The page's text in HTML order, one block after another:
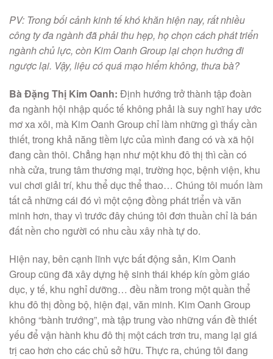
PV: Trong bối cảnh kinh tế khó khăn hiện nay, rất nhiều
công ty đa ngành đã phải thu hẹp, họ chọn cách phát triển
ngành chủ lực, còn Kim Oanh Group lại chọn hướng đi
ngược lại. Vậy, liệu có quá mạo hiểm không, thưa bà?
Bà Đặng Thị Kim Oanh: Định hướng trở thành tập đoàn
đa ngành hội nhập quốc tế không phải là suy nghĩ hay ước
mơ xa xôi, mà Kim Oanh Group chỉ làm những gì thấy cần
thiết, trong khả năng tiềm lực của mình đang có và xã hội
đang cần thôi. Chẳng hạn như một khu đô thị thì cần có
nhà cửa, trung tâm thương mại, trường học, bệnh viện, khu
vui chơi giải trí, khu thể dục thể thao… Chúng tôi muốn làm
tất cả những cái đó vì một cộng đồng phát triển và văn
minh hơn, thay vì trước đây chúng tôi đơn thuần chỉ là bán
đất nền cho người có nhu cầu xây nhà tự do.
Hiện nay, bên cạnh lĩnh vực bất động sản, Kim Oanh
Group cũng đã xây dựng hệ sinh thái khép kín gồm giáo
dục, y tế, khu nghỉ dưỡng… đều nằm trong một quần thể
khu đô thị đồng bộ, hiện đại, văn minh. Kim Oanh Group
không “bành trướng”, mà tập trung vào những vấn đề thiết
yếu để vận hành khu đô thị một cách trơn tru, mang lại giá
trị cao hơn cho các chủ sở hữu. Thực ra, chúng tôi đang